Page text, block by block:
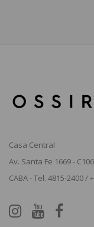
Casa Central
Av. Santa Fe 1669 -
CABA - Tel. 4815-2400 /